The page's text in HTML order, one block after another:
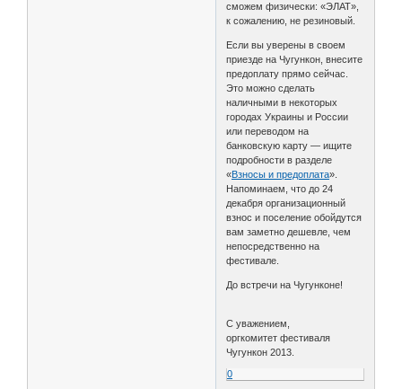
сможем физически: «ЭЛАТ»,
к сожалению, не резиновый.
Если вы уверены в своем
приезде на Чугункон, внесите
предоплату прямо сейчас.
Это можно сделать
наличными в некоторых
городах Украины и России
или переводом на
банковскую карту — ищите
подробности в разделе
«Взносы и предоплата».
Напоминаем, что до 24
декабря организационный
взнос и поселение обойдутся
вам заметно дешевле, чем
непосредственно на
фестивале.
До встречи на Чугунконе!
С уважением,
оргкомитет фестиваля
Чугункон 2013.
0